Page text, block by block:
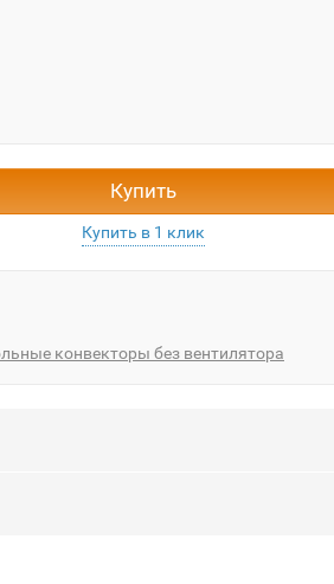
Купить
конвекторы без вентилятора